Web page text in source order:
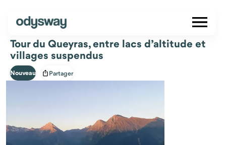
Tour du Queyras, entre lacs d’altitude et
villages suspendus
Nouveau Partager